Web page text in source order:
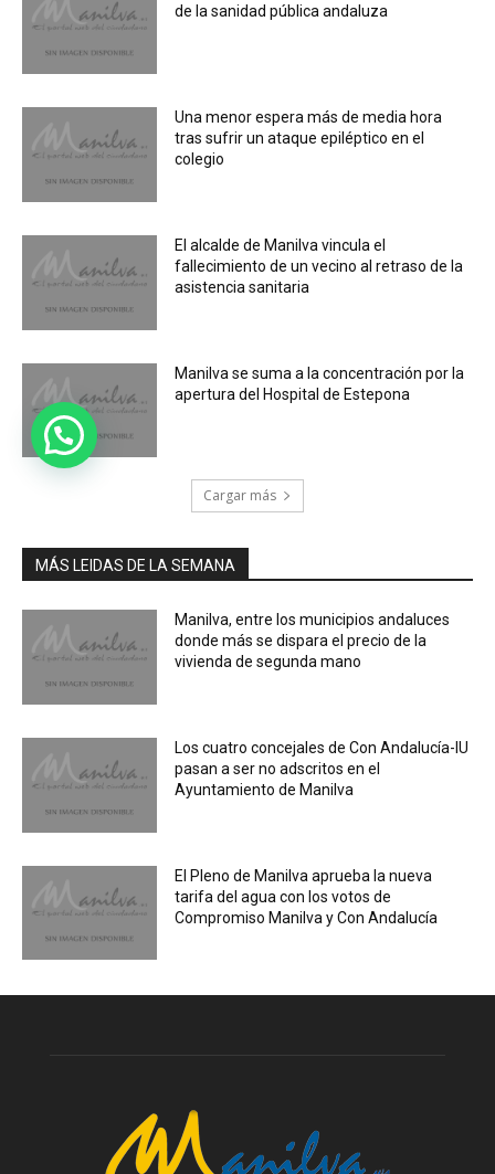
de la sanidad pública andaluza
Una menor espera más de media hora
tras sufrir un ataque epiléptico en el
colegio
El alcalde de Manilva vincula el
fallecimiento de un vecino al retraso de la
asistencia sanitaria
Manilva se suma a la concentración por la
apertura del Hospital de Estepona
Cargar más
MÁS LEIDAS DE LA SEMANA
Manilva, entre los municipios andaluces
donde más se dispara el precio de la
vivienda de segunda mano
Los cuatro concejales de Con Andalucía-IU
pasan a ser no adscritos en el
Ayuntamiento de Manilva
El Pleno de Manilva aprueba la nueva
tarifa del agua con los votos de
Compromiso Manilva y Con Andalucía